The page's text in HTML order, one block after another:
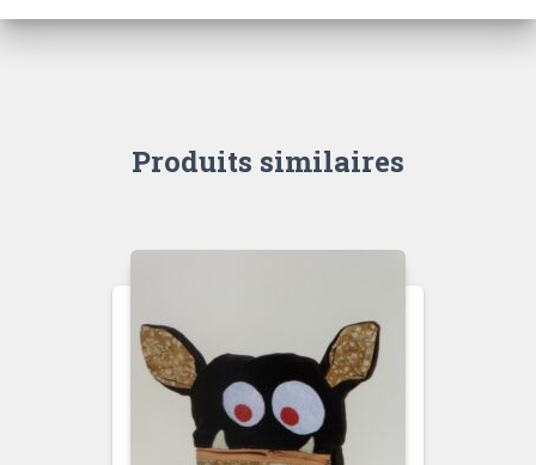
Produits similaires